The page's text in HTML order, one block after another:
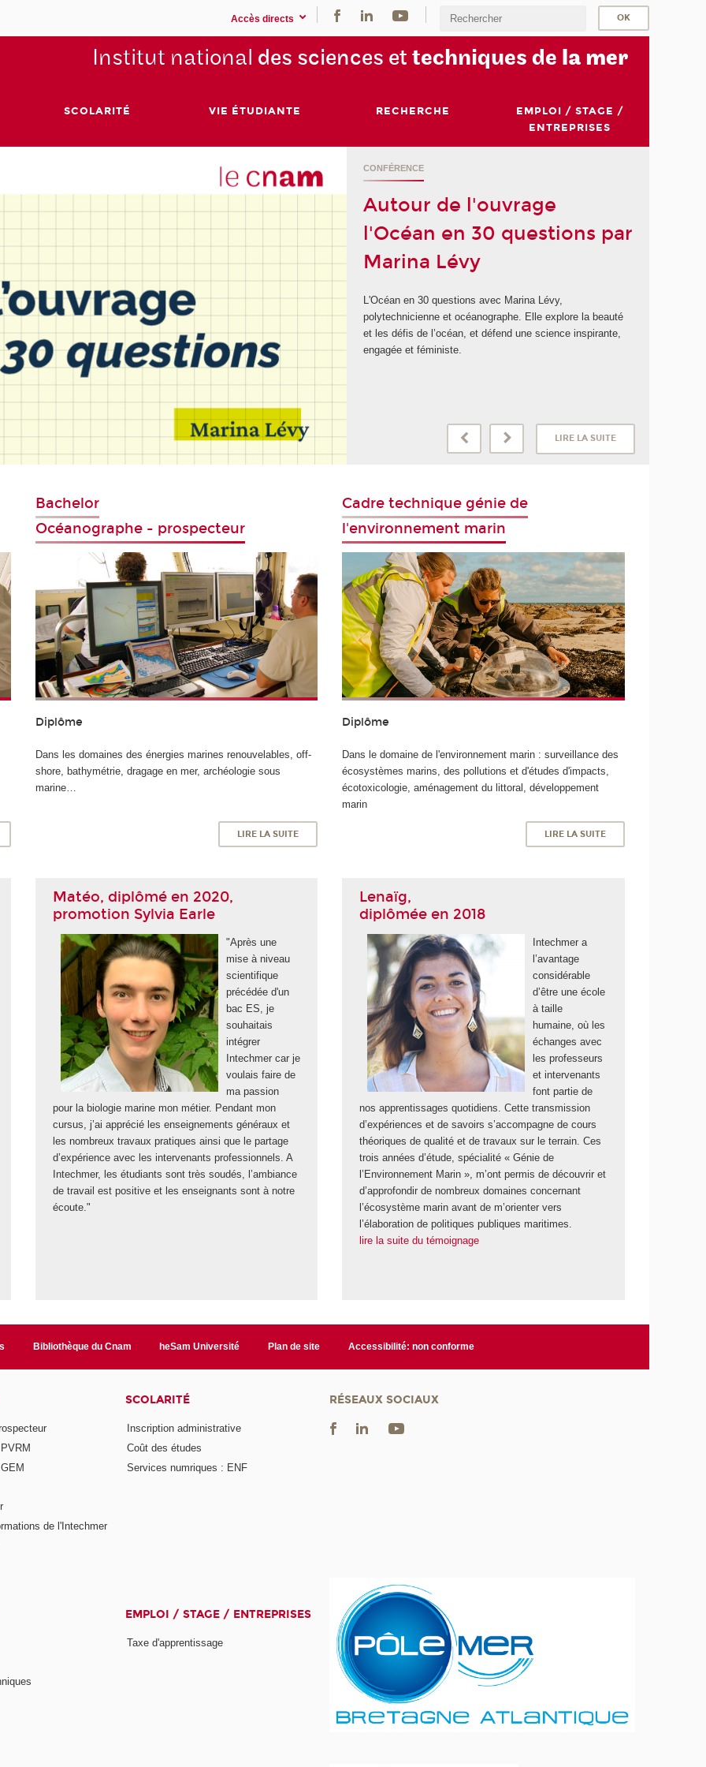
Accès directs
Institut national des sciences et techniques de la mer
SCOLARITÉ VIE ÉTUDIANTE RECHERCHE
EMPLOI / STAGE /
ENTREPRISES
CONFÉRENCE
Autour de l'ouvrage
l'Océan en 30 questions par
Marina Lévy
L'Océan en 30 questions avec Marina Lévy,
polytechnicienne et océanographe. Elle explore la beauté
et les défis de l’océan, et défend une science inspirante,
engagée et féministe.
LIRE LA SUITE
Bachelor
Océanographe - prospecteur
Diplôme
Dans les domaines des énergies marines renouvelables, off-
shore, bathymétrie, dragage en mer, archéologie sous
marine…
LIRE LA SUITE
Cadre technique génie de
l'environnement marin
Diplôme
Dans le domaine de l'environnement marin : surveillance des
écosystèmes marins, des pollutions et d'études d'impacts,
écotoxicologie, aménagement du littoral, développement
marin
LIRE LA SUITE
Matéo, diplômé en 2020,
promotion Sylvia Earle
"Après une
mise à niveau
scientifique
précédée d'un
bac ES, je
souhaitais
intégrer
Intechmer car je
voulais faire de
ma passion
pour la biologie marine mon métier. Pendant mon
cursus, j’ai apprécié les enseignements généraux et
les nombreux travaux pratiques ainsi que le partage
d’expérience avec les intervenants professionnels. A
Intechmer, les étudiants sont très soudés, l’ambiance
de travail est positive et les enseignants sont à notre
écoute."
Lenaïg,
diplômée en 2018
Intechmer a
l’avantage
considérable
d’être une école
à taille
humaine, où les
échanges avec
les professeurs
et intervenants
font partie de
nos apprentissages quotidiens. Cette transmission
d’expériences et de savoirs s’accompagne de cours
théoriques de qualité et de travaux sur le terrain. Ces
trois années d’étude, spécialité « Génie de
l’Environnement Marin », m’ont permis de découvrir et
d’approfondir de nombreux domaines concernant
l’écosystème marin avant de m’orienter vers
l’élaboration de politiques publiques maritimes.
lire la suite du témoignage
Bibliothèque du Cnam heSam Université Plan de site Accessibilité: non conforme
de l'Intechmer
SCOLARITÉ
Inscription administrative
Coût des études
Services numriques : ENF
EMPLOI / STAGE / ENTREPRISES
Taxe d'apprentissage
RÉSEAUX SOCIAUX